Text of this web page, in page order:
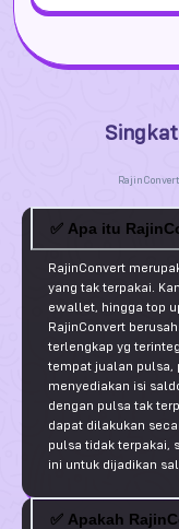
✅ Apa itu
RajinConvert
yang tak terpakai.
ewallet, hingga top
RajinConvert
terlengkap yg
tempat jualan pulsa,
menyediakan isi
dengan pulsa tak
dapat dilakukan
pulsa tidak terpakai,
ini untuk dijadikan
✅ Apakah